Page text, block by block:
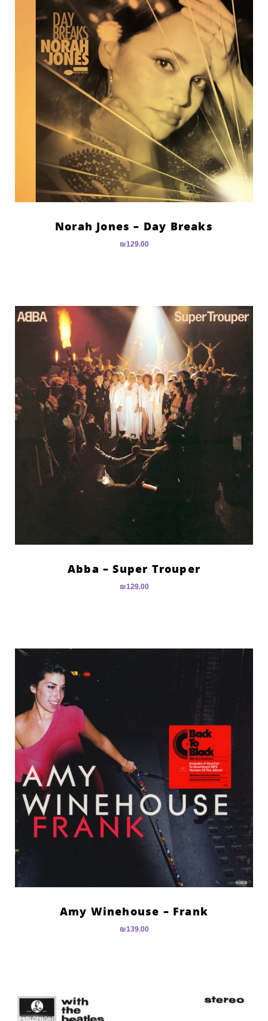
Norah Jones – Day Breaks
₪129.00
Abba – Super Trouper
₪129.00
Amy Winehouse – Frank
₪139.00